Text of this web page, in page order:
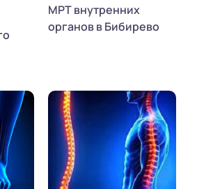
МРТ внутренних
органов в Бибирево